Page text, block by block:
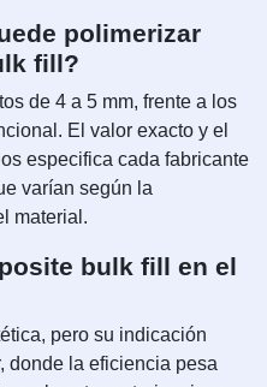
polimerizar
fill?
de 4 a 5 mm, frente a los
El valor exacto y el
especifica cada fabricante
varían según la
material.
bulk fill en el
pero su indicación
donde la eficiencia pesa